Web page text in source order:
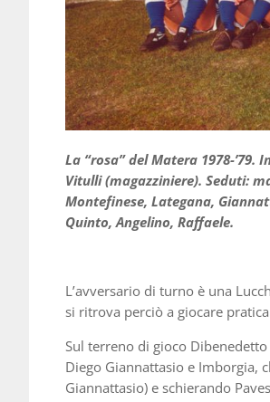
La “rosa” del Matera 1978-
Vitulli (magazziniere). Seduti:
Montefinese, Lategana,
Quinto, Angelino, Raffaele.
L’avversario di turno è una
si ritrova perciò a giocare
Sul terreno di gioco
Diego Giannattasio e Imborgia,
Giannattasio) e schierando